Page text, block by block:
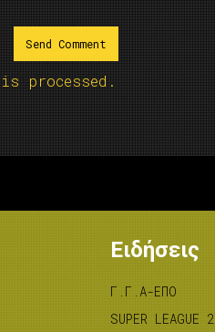
processed.
Ειδήσεις
Γ.Γ.Α-ΕΠΟ
SUPER LEAGUE 2